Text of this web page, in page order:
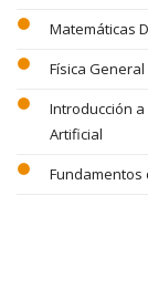
circle Matemáticas
circle Física General
circle
Introducción
Artificial
circle Fundamentos